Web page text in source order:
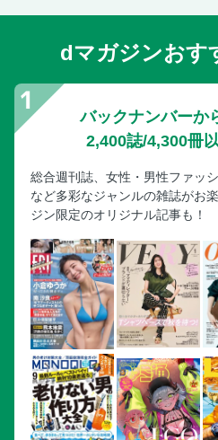
dマガジンおす
バックナンバーか
2,400誌/4,300冊
総合週刊誌、女性・男性ファッ
など多彩なジャンルの雑誌がお
ジン限定のオリジナル記事も！